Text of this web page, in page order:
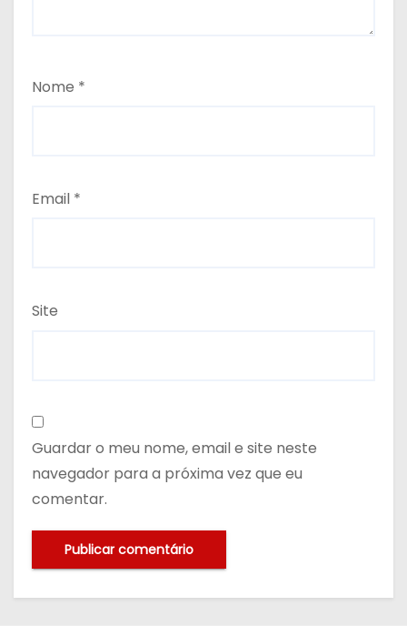
Nome *
Email *
Site
Guardar o meu nome, email e site neste
navegador para a próxima vez que eu
comentar.